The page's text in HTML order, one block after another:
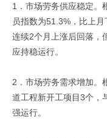
1．市场劳务供应稳定。
员指数为51.3%，比上
连续2个月上涨后回落，
应持稳运行。
2．市场劳务需求增加。
道工程新开工项目3个，
强运行。